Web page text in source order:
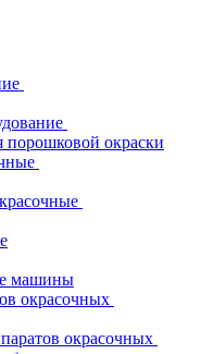
порошковой окраски
машины
окрасочных
окрасочных